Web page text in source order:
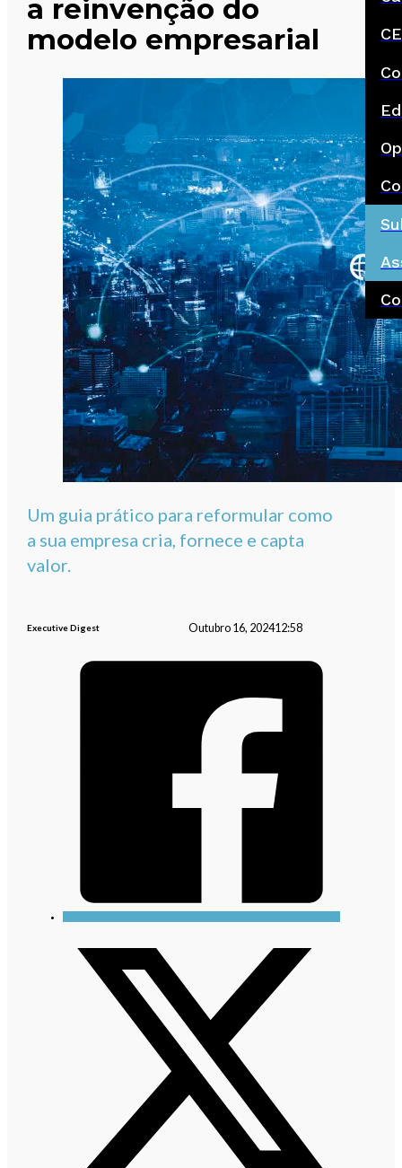
a reinvenção do
modelo empresarial
Um guia prático para reformular como
a sua empresa cria, fornece e capta
valor.
Executive Digest Outubro 16, 202412:58